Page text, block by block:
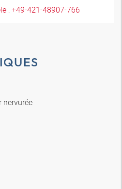
: +49-421-48907-766
nervurée